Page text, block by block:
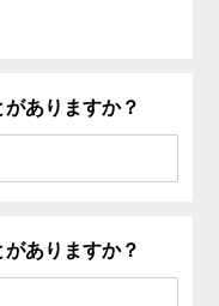
ありますか？
ありますか？